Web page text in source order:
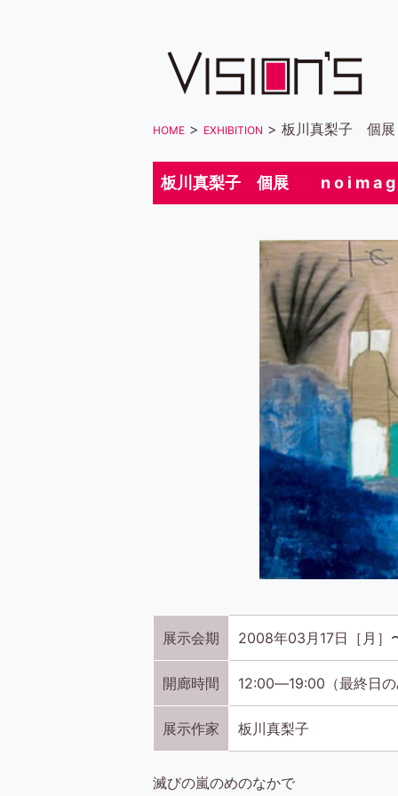
HOME > EXHIBITION > 板川真梨子 個
板川真梨子 個展 n o i m a g
展示会期 2008年03月17日［月］
開廊時間 12:00―19:00（最終日の
展示作家 板川真梨子
滅びの嵐のめのなかで